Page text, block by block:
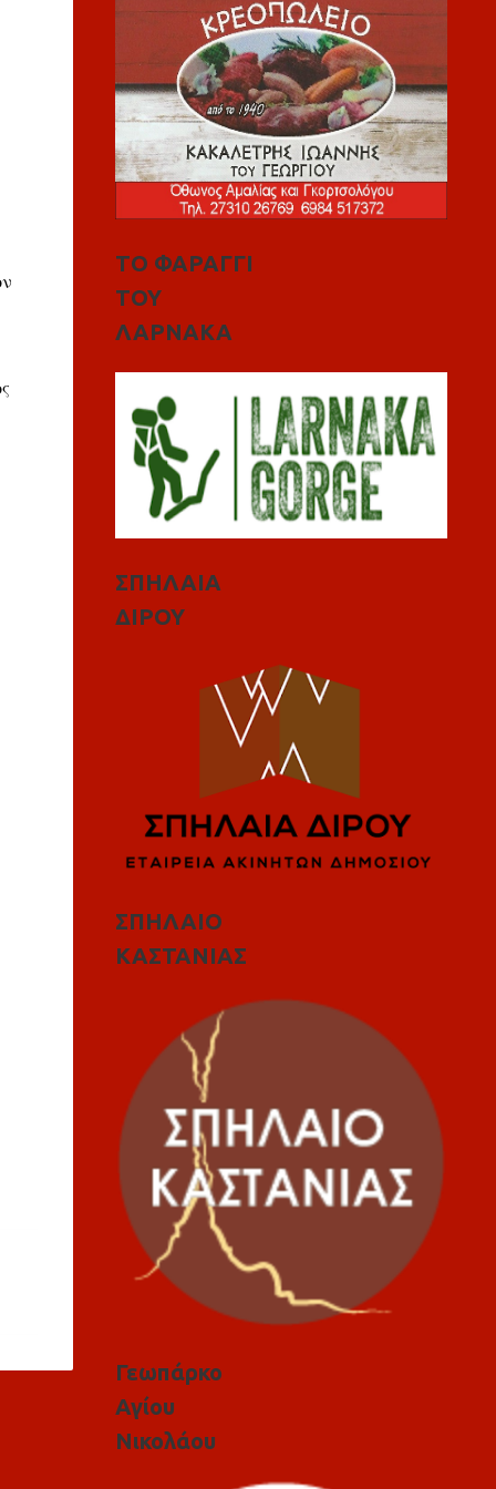
ΤΟ ΦΑΡΑΓΓΙ
ΤΟΥ
ΛΑΡΝΑΚΑ
ΣΠΗΛΑΙΑ
ΔΙΡΟΥ
ΣΠΗΛΑΙΟ
ΚΑΣΤΑΝΙΑΣ
Γεωπάρκο
Αγίου
Νικολάου